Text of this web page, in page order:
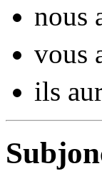
nous
vous
ils